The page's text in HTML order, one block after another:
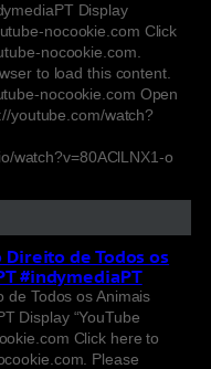
Display
nocookie.com Click
nocookie.com.
to load this content.
nocookie.com Open
youtube.com/watch?
watch?v=80AClLNX1-o
de Todos os
#indymediaPT
de Todos os Animais
Display “YouTube
Click here to
Please